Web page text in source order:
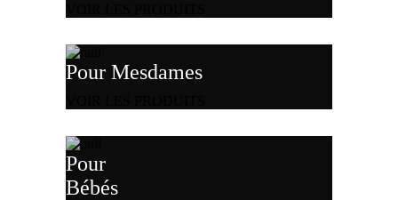
Pour Mesdames
Pour
Bébés